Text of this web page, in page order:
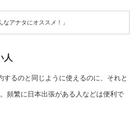
なアナタにオススメ！」
人
するのと同じように使えるのに、それと
頻繁に日本出張がある人などは便利で